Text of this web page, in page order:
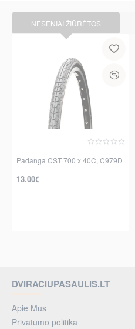
NESENIAI ŽIŪRĖTOS
Padanga CST 700 x 40C, C979D
13.00€
DVIRACIUPASAULIS.LT
Apie Mus
Privatumo politika